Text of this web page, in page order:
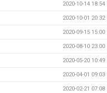
2020-10-14 18:54
2020-10-01 20:32
2020-09-15 15:00
2020-08-10 23:00
2020-05-20 10:49
2020-04-01 09:03
2020-02-21 07:08